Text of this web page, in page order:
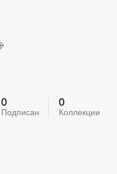
0
Подписан
0
Коллекции